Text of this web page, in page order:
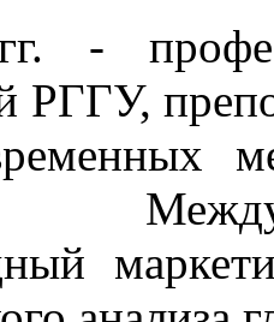
-
РГГУ,